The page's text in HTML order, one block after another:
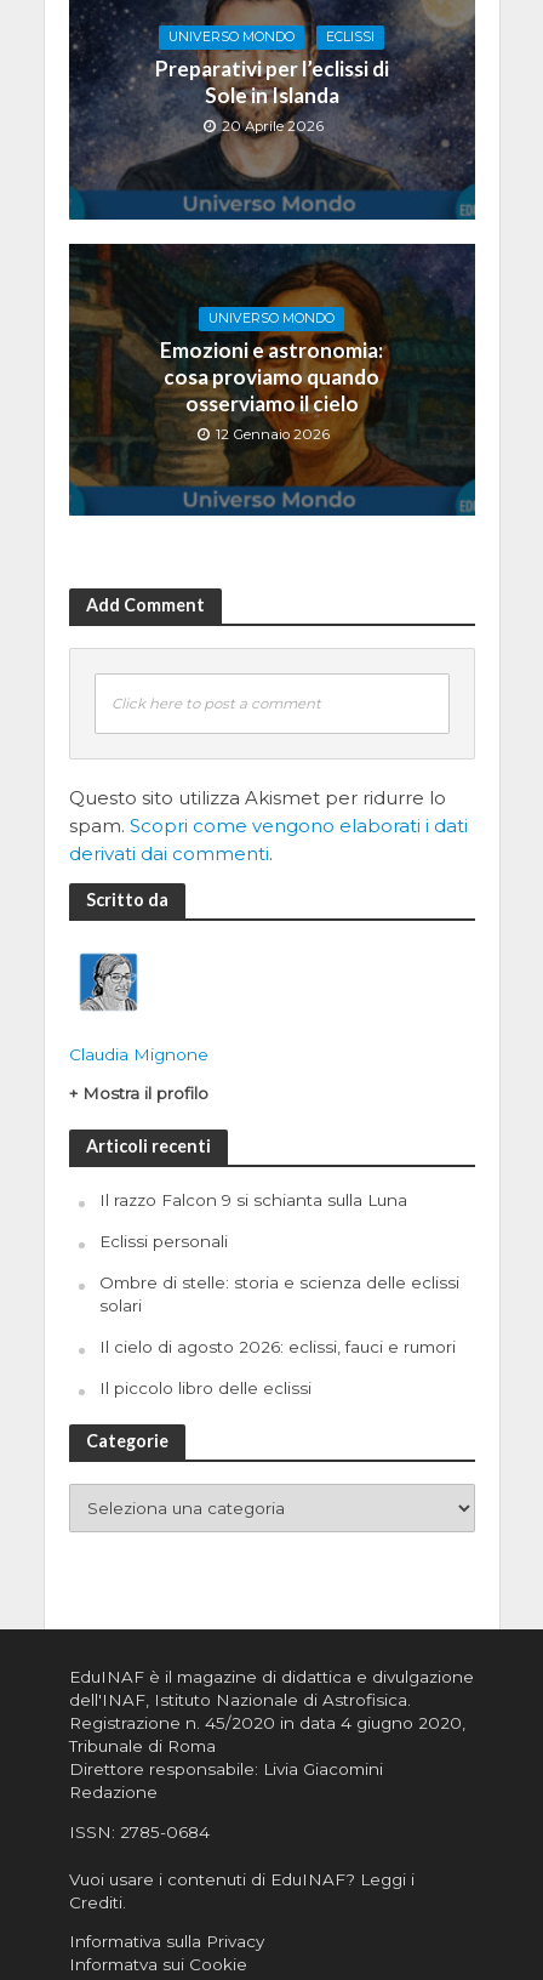
UNIVERSO MONDO ECLISSI
Preparativi per l’eclissi di
Sole in Islanda
20 Aprile 2026
UNIVERSO MONDO
Emozioni e astronomia:
cosa proviamo quando
osserviamo il cielo
12 Gennaio 2026
Add Comment
Click here to post a comment
Questo sito utilizza Akismet per ridurre lo
spam. Scopri come vengono elaborati i dati
derivati dai commenti.
Scritto da
Claudia Mignone
+ Mostra il profilo
Articoli recenti
Il razzo Falcon 9 si schianta sulla Luna
Eclissi personali
Ombre di stelle: storia e scienza delle eclissi
solari
Il cielo di agosto 2026: eclissi, fauci e rumori
Il piccolo libro delle eclissi
Categorie
EduINAF è il magazine di didattica e divulgazione
dell'INAF, Istituto Nazionale di Astrofisica.
Registrazione n. 45/2020 in data 4 giugno 2020,
Tribunale di Roma
Direttore responsabile: Livia Giacomini
Redazione
ISSN: 2785-0684
Vuoi usare i contenuti di EduINAF? Leggi i
Crediti.
Informativa sulla Privacy
Informatva sui Cookie